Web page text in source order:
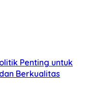
Penting untuk
Berkualitas